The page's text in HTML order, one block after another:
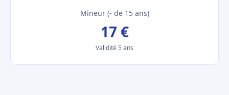
Mineur (- de 15 ans)
17 €
Validité 5 ans